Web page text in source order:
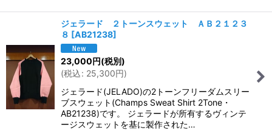
ジェラード ２トーンスウェット ＡＢ２１２３
８ [AB21238]
23,000円(税別)
(税込: 25,300円)
ジェラード(JELADO)の2トーンフリーダムスリー
ブスウェット(Champs Sweat Shirt 2Tone・
AB21238)です。 ジェラードが所有するヴィンテ
ージスウェットを基に製作された…